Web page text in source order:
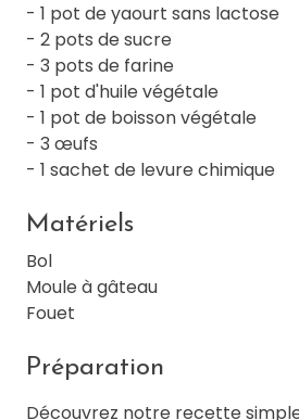
- 1 pot de yaourt sans lactose
- 2 pots de sucre
- 3 pots de farine
- 1 pot d'huile végétale
- 1 pot de boisson végétale
- 3 œufs
- 1 sachet de levure chimique
Matériels
Bol
Moule à gâteau
Fouet
Préparation
Découvrez notre recette